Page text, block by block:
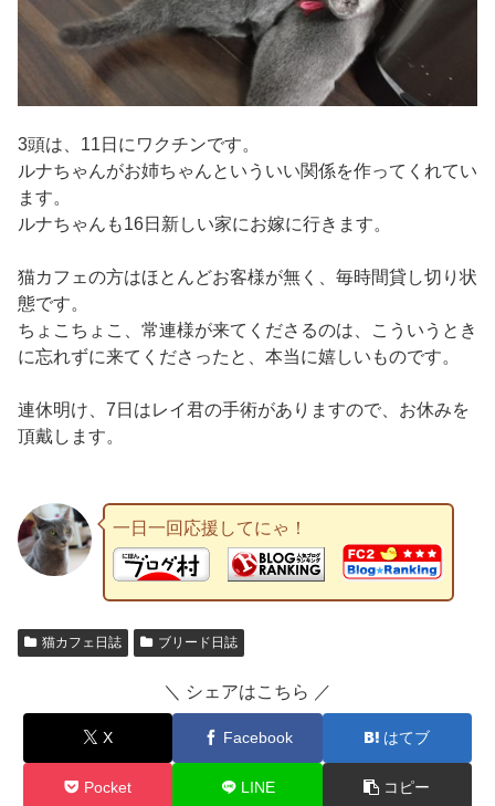
3頭は、11日にワクチンです。
ルナちゃんがお姉ちゃんといういい関係を作ってくれてい
ます。
ルナちゃんも16日新しい家にお嫁に行きます。
猫カフェの方はほとんどお客様が無く、毎時間貸し切り状
態です。
ちょこちょこ、常連様が来てくださるのは、こういうとき
に忘れずに来てくださったと、本当に嬉しいものです。
連休明け、7日はレイ君の手術がありますので、お休みを
頂戴します。
一日一回応援してにゃ！
猫カフェ日誌 ブリード日誌
＼ シェアはこちら ／
X Facebook はてブ
Pocket LINE コピー